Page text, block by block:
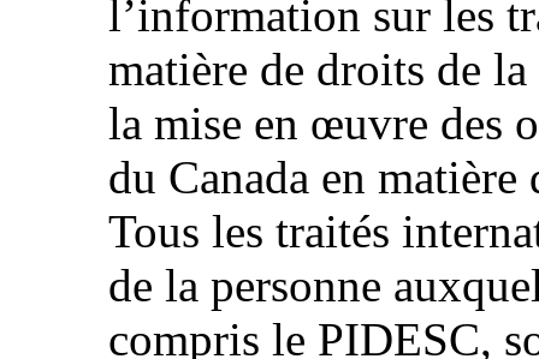
l’information sur les
matière de droits de
la mise en œuvre des
du Canada en
Tous les traités
de la personne
compris le PIDESC,